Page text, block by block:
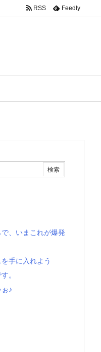
RSS Feedly
、いまこれが爆発
手に入れよう
。
♪